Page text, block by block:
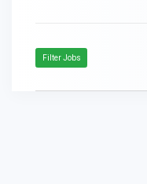
Filter Jobs